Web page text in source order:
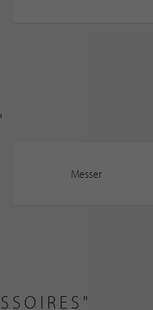
Messer